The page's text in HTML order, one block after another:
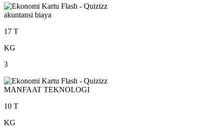
akuntansi biaya
17 T
KG
3
MANFAAT TEKNOLOGI
10 T
KG